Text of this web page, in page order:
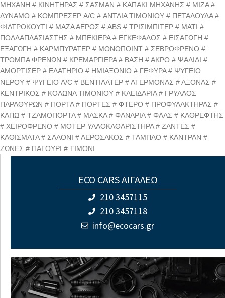
ΜΗΧΑΝΗ # ΚΙΝΗΤΗΡΑΣ # ΣΑΣΜΑΝ # ΚΑΠΑΚΙ ΜΗΧΑΝΗΣ # ΜΙΖΑ #
ΔΥΝΑΜΟ # ΚΟΜΠΡΕΣΕΡ A/C # ΑΝΤΛΙΑ ΤΙΜΟΝΙΟΥ # ΠΕΤΑΛΟΥΔΑ #
ΦΙΛΤΡΟΚΟΥΤΙ # ΜΑΖΑ ΑΕΡΟΣ # ABS # ΤΡΙΣΙΜΠΙΤΕΡ # ΜΑΤΙ #
ΠΟΛΛΑΠΛΑΣΙΑΣΤΗΣ # ΜΠΕΚΙΕΡΑ # ΕΓΚΕΦΑΛΟΣ # ΕΙΣΑΓΩΓΗ #
ΕΞΑΓΩΓΗ # ΚΑΡΜΠΥΡΑΤΕΡ # ΜΟΝΟΠΟΙΝΤ # ΣΕΒΡΟΦΡΕΝΟ #
ΤΡΟΜΠΑ ΦΡΕΝΩΝ # ΚΡΕΜΑΡΓΙΕΡΑ # ΒΑΣΗ # ΑΚΡΟ # ΨΑΛΙΔΙ #
ΑΜΟΡΤΙΣΕΡ # ΕΛΑΤΗΡΙΟ # ΗΜΙΑΞΟΝΙΟ # ΓΕΦΥΡΑ # ΨΥΓΕΙΟ
ΝΕΡΟΥ # ΨΥΓΕΙΟ A/C # ΒΕΝΤΙΛΑΤΕΡ # ΑΤΕΡΜΟΝΑΣ # ΑΞΟΝΑΣ #
ΚΕΝΤΡΙΚΟΣ # ΚΟΛΩΝΑ ΤΙΜΟΝΙΟΥ # ΚΛΕΙΔΑΡΙΑ # ΓΡΥΛΛΟΣ
ΠΑΡΑΘΥΡΩΝ # ΠΟΡΤΑ # ΠΟΡΤΕΣ # ΦΤΕΡΟ # ΠΡΟΦΥΛΑΚΤΗΡΑΣ #
ΚΑΠΩ # ΤΖΑΜΟΠΟΡΤΑ # ΜΑΣΚΑ # ΦΑΝΑΡΙΑ # ΦΛΑΣ # ΚΑΘΡΕΦΤΗΣ
# ΧΕΙΡΟΦΡΕΝΟ # ΜΟΤΕΡ ΥΑΛΟΚΑΘΑΡΙΣΤΗΡΑ # ΖΑΝΤΕΣ #
ΚΑΘΙΣΜΑΤΑ # ΣΑΛΟΝΙ # ΑΕΡΟΣΑΚΟΣ # ΤΑΜΠΛΟ # ΚΑΝΤΡΑΝ #
ΖΩΝΕΣ # ΠΑΓΟΥΡΙ # ΤΙΜΟΝΙ
ECO CARS ΑΙΓΑΛΕΩ
210 3457115
210 3457118
info@ecocars.gr